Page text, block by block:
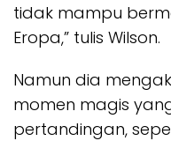
tidak mampu
Eropa,” tulis Wilson.
Namun dia
momen magis
pertandingan,